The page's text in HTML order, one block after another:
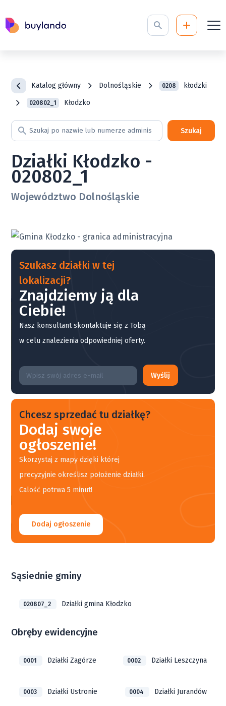
Katalog główny Dolnośląskie 0208 kłodzki
020802_1 Kłodzko
Szukaj
Działki Kłodzko -
020802_1
Województwo Dolnośląskie
Szukasz działki w tej
lokalizacji?
Znajdziemy ją dla
Ciebie!
Nasz konsultant skontaktuje się z Tobą
w celu znalezienia odpowiedniej oferty.
Wyślij
Chcesz sprzedać tu działkę?
Dodaj swoje
ogłoszenie!
Skorzystaj z mapy dzięki której
precyzyjnie określisz położenie działki.
Calość potrwa 5 minut!
Dodaj ogłoszenie
Sąsiednie gminy
020807_2 Działki gmina Kłodzko
Obręby ewidencyjne
0001 Działki Zagórze 0002 Działki Leszczyna
0003 Działki Ustronie 0004 Działki Jurandów